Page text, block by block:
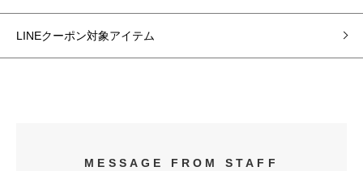
LINEクーポン対象アイテム
MESSAGE FROM STAFF